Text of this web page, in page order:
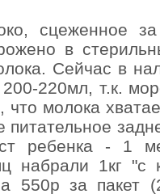
сцеженное
в
Сейчас в
220мл, т.к.
что молока
питательное
ребенка - 1
набрали 1кг "с
550р за пакет